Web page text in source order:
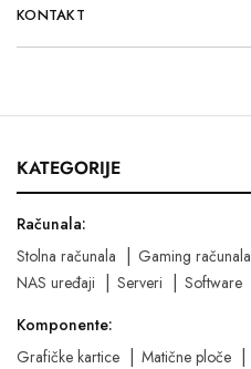
KONTAKT
KATEGORIJE
Računala:
Stolna računala
Gaming računala
NAS uređaji
Serveri
Software
Komponente:
Grafičke kartice
Matične ploče